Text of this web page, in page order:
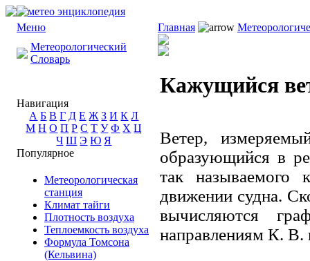
Меню
Метеорологический
Словарь
Навигация
А Б В Г Д Е Ж З И К Л
М Н О П Р С Т У Ф Х Ц
Ч Ш Э Ю Я
Популярное
Метеорологическая
станция
Климат тайги
Плотность воздуха
Теплоемкость воздуха
Формула Томсона
(Кельвина)
Главная
Кажущийся
Ветер,
образующийся в
так называемого
движении судна.
вычисляются
направлениям К. В.